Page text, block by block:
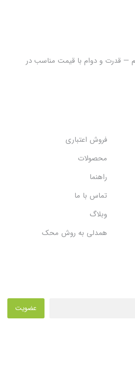
— قدرت و دوام با قیمت مناسب در
فروش اعتباری
محصولات
راهنما
تماس با ما
وبلاگ
همدلی به روش محک
عضویت